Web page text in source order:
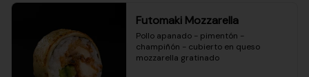
Futomaki Mozzarella
Pollo apanado - pimentón -
champiñón - cubierto en queso
mozzarella gratinado